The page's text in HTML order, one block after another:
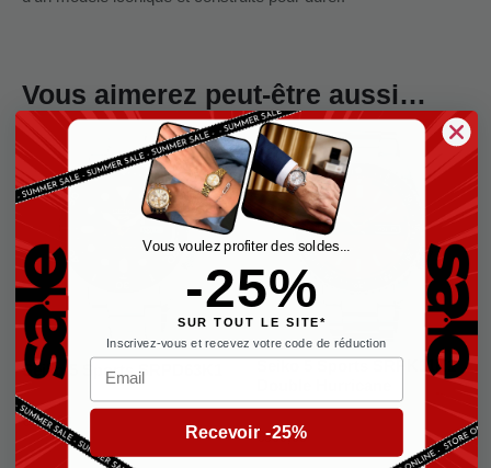
Vous aimerez peut-être aussi…
Seiko 5 Sports SRPD63K1
Seiko Homme
€320,00
Seiko 5 Sports SRPK11K1
Seiko Homme
€ 350,00
Vous voulez profiter des soldes...
-25%
SUR TOUT LE SITE*
Inscrivez-vous et recevez votre code de réduction
Email
Recevoir -25%